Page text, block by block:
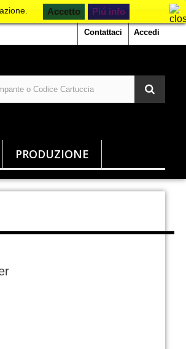
Accedi
Contattaci
PRODUZIONE
Piú info